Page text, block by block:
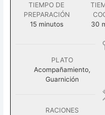
TIEMPO DE
PREPARACIÓN
15minutos
minutos
30
PLATO
Acompañamiento,
Guarnición
RACIONES